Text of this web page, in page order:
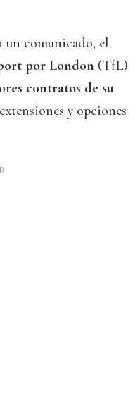
comunicado, el
por London (TfL)
contratos de su
y opciones